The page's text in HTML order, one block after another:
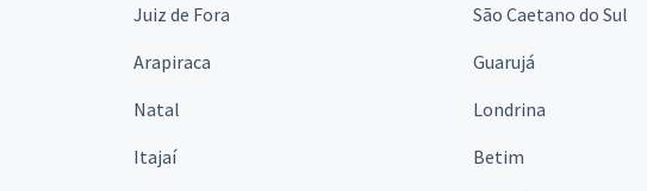
Juiz de Fora
São Caetano do Sul
Arapiraca
Guarujá
Natal
Londrina
Itajaí
Betim